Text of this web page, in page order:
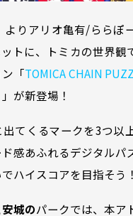
よりアリオ亀有/ららぽ
ットに、トミカの世界観
「TOMICA CHAIN
」が新登場！
てくるマークを3つ以
感あふれるデジタルパ
ハイスコアを目指そう！
城のパークでは、本ア